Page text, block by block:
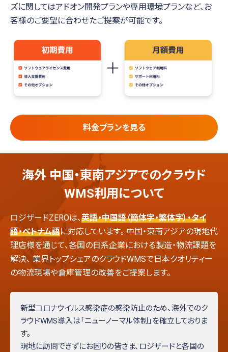
ズに関してはアドオン開発プランや専用環境プランなど、お
客様のご要望に合わせたご提案が可能です。
料金プランを見る
海外 中国・東南アジアでのクラウド
WMS利用について
ロジザードZEROは、英語・中国語（簡体字・繁体字）・タイ
語・ベトナム語に対応しています。 中国・東南アジアの現地代
理店様を通じて、各国の日系企業における製造・物流課題を
解決、 業界トップシェアのクラウドWMSで日本クオリティー
の物流現場や倉庫管理の改善をご提案します。
新型コロナウイルス感染症の感染防止のため、海外でのク
ラウドWMS導入は「ニューノーマル体制」を確立しておりま
す。
現地に訪問できずにお困りの皆さま、ロジザードと各国の